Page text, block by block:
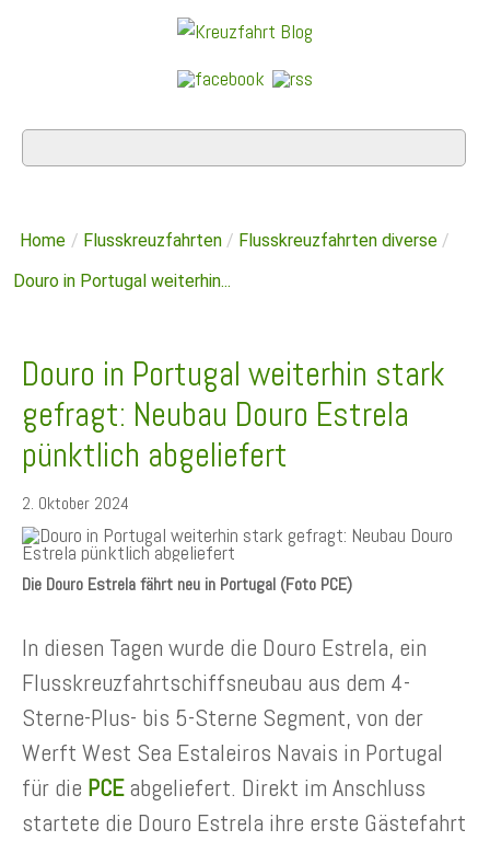
Home / Flusskreuzfahrten / Flusskreuzfahrten diverse /
Douro in Portugal weiterhin...
Douro in Portugal weiterhin stark
gefragt: Neubau Douro Estrela
pünktlich abgeliefert
2. Oktober 2024
Die Douro Estrela fährt neu in Portugal (Foto PCE)
In diesen Tagen wurde die Douro Estrela, ein
Flusskreuzfahrtschiffsneubau aus dem 4-
Sterne-Plus- bis 5-Sterne Segment, von der
Werft West Sea Estaleiros Navais in Portugal
für die PCE abgeliefert. Direkt im Anschluss
startete die Douro Estrela ihre erste Gästefahrt